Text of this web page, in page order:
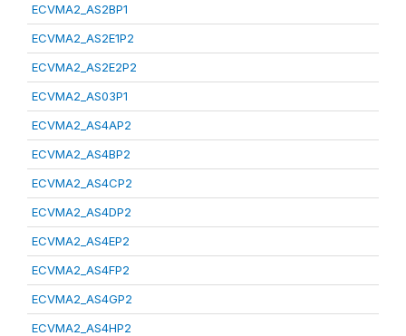
ECVMA2_AS2BP1
ECVMA2_AS2E1P2
ECVMA2_AS2E2P2
ECVMA2_AS03P1
ECVMA2_AS4AP2
ECVMA2_AS4BP2
ECVMA2_AS4CP2
ECVMA2_AS4DP2
ECVMA2_AS4EP2
ECVMA2_AS4FP2
ECVMA2_AS4GP2
ECVMA2_AS4HP2